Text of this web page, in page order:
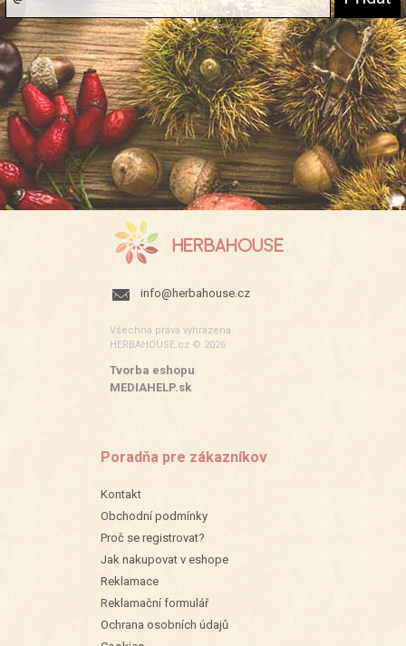
info@herbahouse.cz
Všechna práva vyhrazena.
HERBAHOUSE.cz © 2026
Tvorba eshopu:
MEDIAHELP.sk
Poradňa pre zákazníkov
Kontakt
Obchodní podmínky
Proč se registrovat?
Jak nakupovat v eshope
Reklamace
Reklamační formulář
Ochrana osobních údajů